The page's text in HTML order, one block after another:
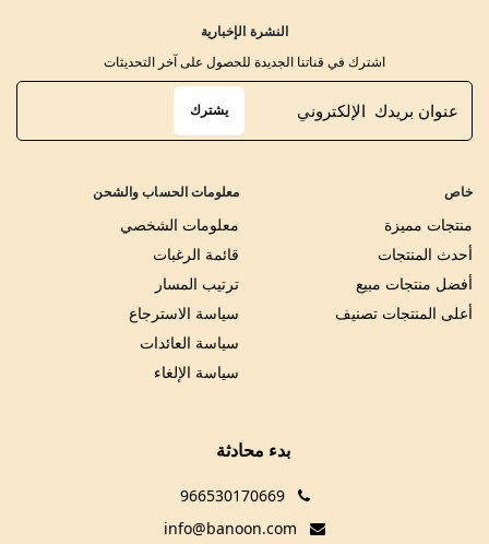
خاص
منتجات مميزة
أحدث المنتجات
أفضل منتجات مبيع
أعلى المنتجات تصنيف
معلومات الحساب والشحن
معلومات الشخصي
قائمة الرغبات
ترتيب المسار
سياسة الاسترجاع
سياسة العائدات
سياسة الإلغاء
النشرة الإخبارية
اشترك في قناتنا الجديدة للحصول على آخر التحديثات
يشترك
بدء محادثة
966530170669